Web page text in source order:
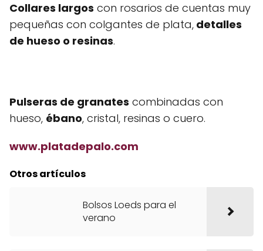
Collares largos con rosarios de cuentas muy
pequeñas con colgantes de plata, detalles
de hueso o resinas.
Pulseras de granates combinadas con
hueso, ébano, cristal, resinas o cuero.
www.platadepalo.com
Otros artículos
Bolsos Loeds para el
verano